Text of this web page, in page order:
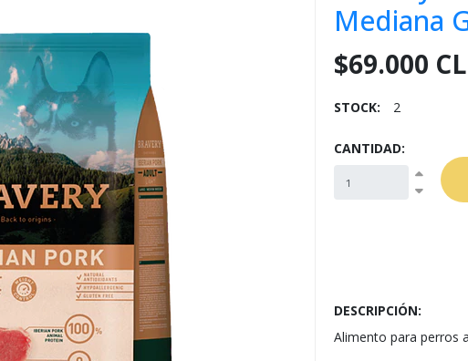
Mediana
$69.000
STOCK: 2
CANTIDAD:
DESCRIPCIÓN:
Alimento para perros